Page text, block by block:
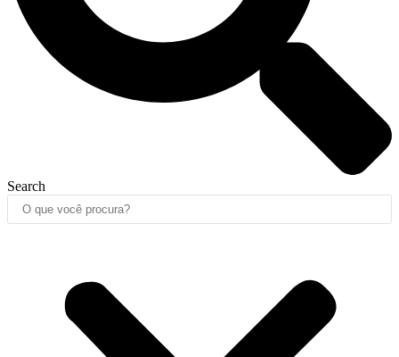
Search